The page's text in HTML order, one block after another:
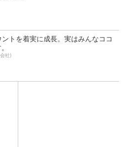
トを着実に成長。実はみんなココ
社)